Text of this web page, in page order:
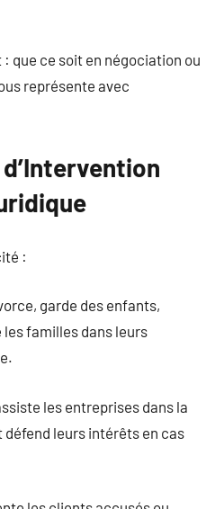
que ce soit en négociation ou
représente avec
:
garde des enfants,
familles dans leurs
les entreprises dans la
leurs intérêts en cas